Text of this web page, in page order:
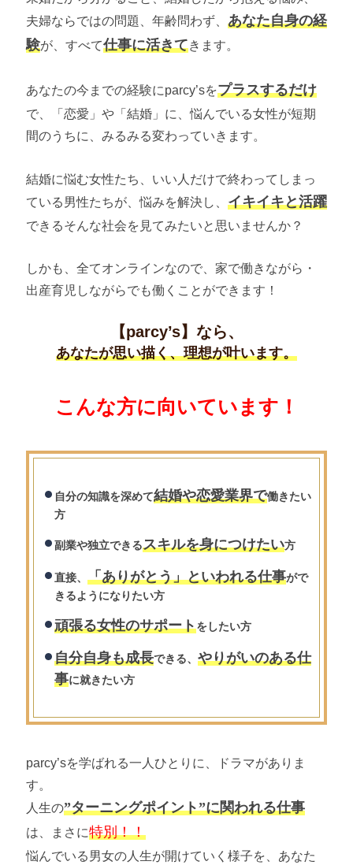
夫婦ならではの問題、年齢問わず、 あなた自身の経
験が、すべて仕事に活きてきます。
あなたの今までの経験にparcy’sをプラスするだけ
で、「恋愛」や「結婚」に、悩んでいる女性が短期
間のうちに、みるみる変わっていきます。
結婚に悩む女性たち、いい人だけで終わってしまっ
ている男性たちが、悩みを解決し、 イキイキと活躍
できるそんな社会を見てみたいと思いませんか？
しかも、全てオンラインなので、家で働きながら・
出産育児しながらでも働くことができます！
【parcy’s】なら、
あなたが思い描く、理想が叶います。
こんな方に向いています！
自分の知識を深めて結婚や恋愛業界で働きたい
方
副業や独立できるスキルを身につけたい方
直接、 「ありがとう」といわれる仕事がで
きるようになりたい方
頑張る女性のサポートをしたい方
自分自身も成長できる、 やりがいのある仕
事に就きたい方
parcy’sを学ばれる一人ひとりに、ドラマがありま
す。
人生の”ターニングポイント”に関われる仕事
は、まさに特別！！
悩んでいる男女の人生が開けていく様子を、あなた